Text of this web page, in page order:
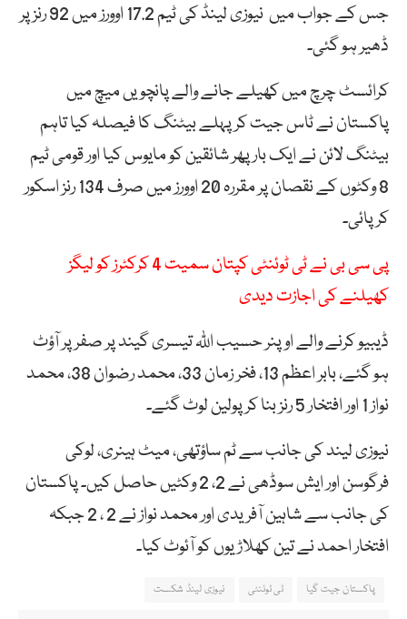
جس کے جواب میں نیوزی لینڈ کی ٹیم 17.2 اوورز میں 92 رنز پر
ڈھیر ہو گئی۔
کرائسٹ چرچ میں کھیلے جانے والے پانچویں میچ میں
پاکستان نے ٹاس جیت کر پہلے بیٹنگ کا فیصلہ کیا تاہم
بیٹنگ لائن نے ایک بار پھر شائقین کو مایوس کیا اور قومی ٹیم
8 وکٹوں کے نقصان پر مقررہ 20 اوورز میں صرف 134 رنز اسکور
کر پائی۔
پی سی بی نے ٹی ٹوئنٹی کپتان سمیت 4 کرکٹرز کو لیگز
کھیلنے کی اجازت دیدی
ڈیبیو کرنے والے اوپنر حسیب اللّٰہ تیسری گیند پر صفر پر آؤٹ
ہو گئے، بابر اعظم 13، فخر زمان 33، محمد رضوان 38، محمد
نواز 1 اور افتخار 5 رنز بنا کر پولین لوٹ گئے۔
نیوزی لیند کی جانب سے ٹم ساؤتھی، میٹ ہینری، لوکی
فرگوسن اور ایش سوڈھی نے 2، 2 وکٹیں حاصل کیں۔ پاکستان
کی جانب سے شاہین آفریدی اور محمد نواز نے 2 ، 2 جبکہ
افتخار احمد نے تین کھلاڑیوں کو آئوٹ کیا۔
پاکستان جیت گیا ٹی ٹوئنٹی نیوزی لینڈ شکست